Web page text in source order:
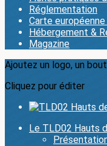
Réglementation
Carte
Hébergement &
Magazine
Ajoutez un logo, un
Cliquez pour éditer
Le TLD02 Hauts